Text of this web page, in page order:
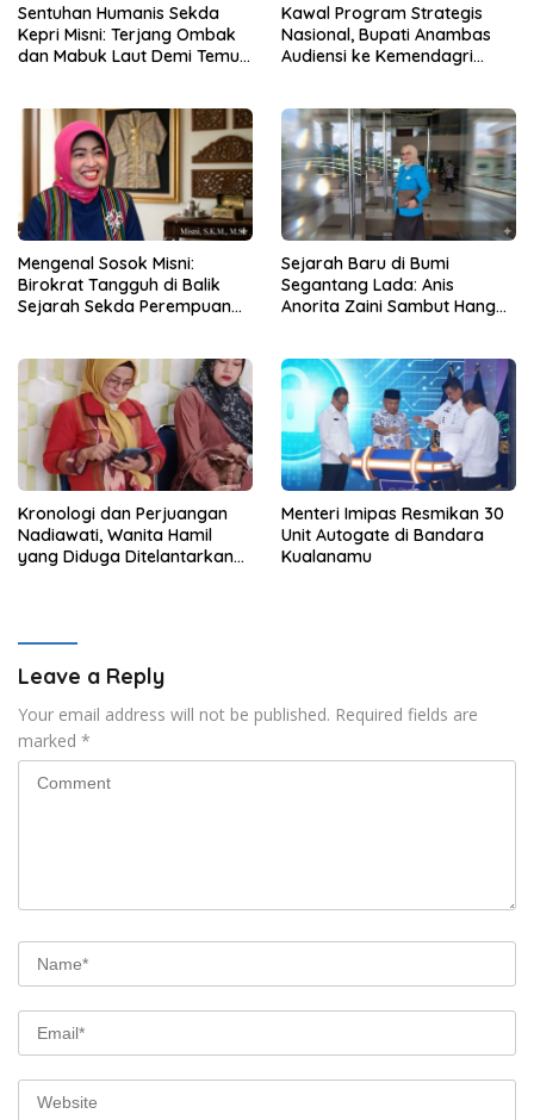
Sentuhan Humanis Sekda
Kepri Misni: Terjang Ombak
dan Mabuk Laut Demi Temui
Kawal Program Strategis
Nasional, Bupati Anambas
Audiensi ke Kemendagri
Mengenal Sosok Misni:
Birokrat Tangguh di Balik
Sejarah Sekda Perempuan
Sejarah Baru di Bumi
Segantang Lada: Anis
Anorita Zaini Sambut Hangat
Kronologi dan Perjuangan
Nadiawati, Wanita Hamil
yang Diduga Ditelantarkan
Menteri Imipas Resmikan 30
Unit Autogate di Bandara
Kualanamu
Leave a Reply
Your email address will not be published. Required fields are
marked *